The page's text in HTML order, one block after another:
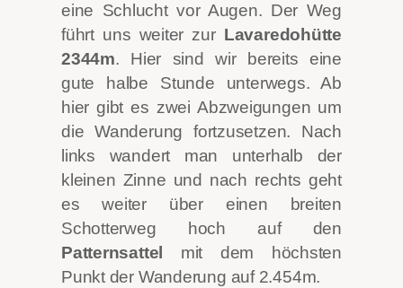
eine Schlucht vor Augen. Der Weg
führt uns weiter zur Lavaredohütte
2344m. Hier sind wir bereits eine
gute halbe Stunde unterwegs. Ab
hier gibt es zwei Abzweigungen um
die Wanderung fortzusetzen. Nach
links wandert man unterhalb der
kleinen Zinne und nach rechts geht
es weiter über einen breiten
Schotterweg hoch auf den
Patternsattel
mit dem höchsten
Punkt der Wanderung auf 2.454m.